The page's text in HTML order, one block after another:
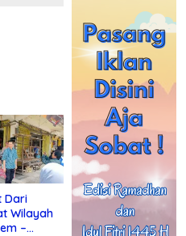
Dari
Wilayah
–